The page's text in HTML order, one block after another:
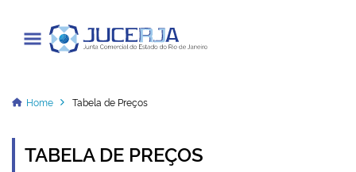
Cadastrar / Acessar
Home Tabela de Preços
TABELA DE PREÇOS